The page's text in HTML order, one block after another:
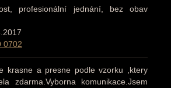
profesionální jednání, bez obav
0702
krasne a presne podle vzorku ,ktery
zdarma.Vyborna komunikace.Jsem